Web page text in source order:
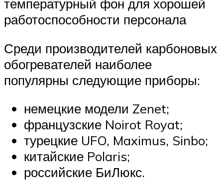
температурный фон для хорошей
работоспособности персонала
Среди производителей карбоновых
обогревателей наиболее
популярны следующие приборы:
немецкие модели Zenet;
французские Noirot Royat;
турецкие UFO, Maximus, Sinbo;
китайские Polaris;
российские БиЛюкс.